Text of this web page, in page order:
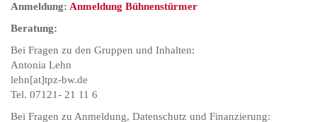
Anmeldung: Anmeldung Bühnenstürmer
Beratung:
Bei Fragen zu den Gruppen und Inhalten:
Antonia Lehn
lehn[at]tpz-bw.de
Tel. 07121- 21 11 6
Bei Fragen zu Anmeldung, Datenschutz und Finanzierung: